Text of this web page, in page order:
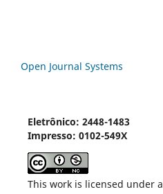
Open Journal Systems
Eletrônico: 2448-1483
Impresso: 0102-549X
This work is licensed under a